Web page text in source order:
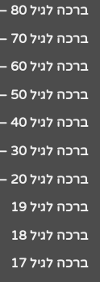
ברכה לגיל 80 – 89
ברכה לגיל 70 – 79
ברכה לגיל 60 – 69
ברכה לגיל 50 – 59
ברכה לגיל 40 – 49
ברכה לגיל 30 – 39
ברכה לגיל 20 – 29
ברכה לגיל 19
ברכה לגיל 18
ברכה לגיל 17